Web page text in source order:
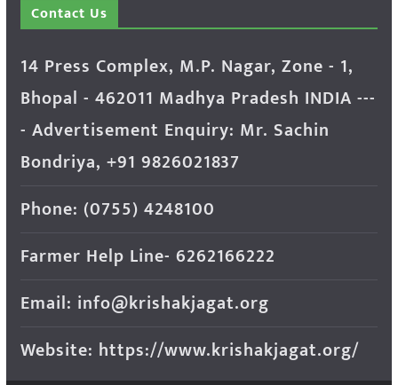
Contact Us
14 Press Complex, M.P. Nagar, Zone - 1,
Bhopal - 462011 Madhya Pradesh INDIA ---
- Advertisement Enquiry: Mr. Sachin
Bondriya, +91 9826021837
Phone: (0755) 4248100
Farmer Help Line- 6262166222
Email: info@krishakjagat.org
Website: https://www.krishakjagat.org/